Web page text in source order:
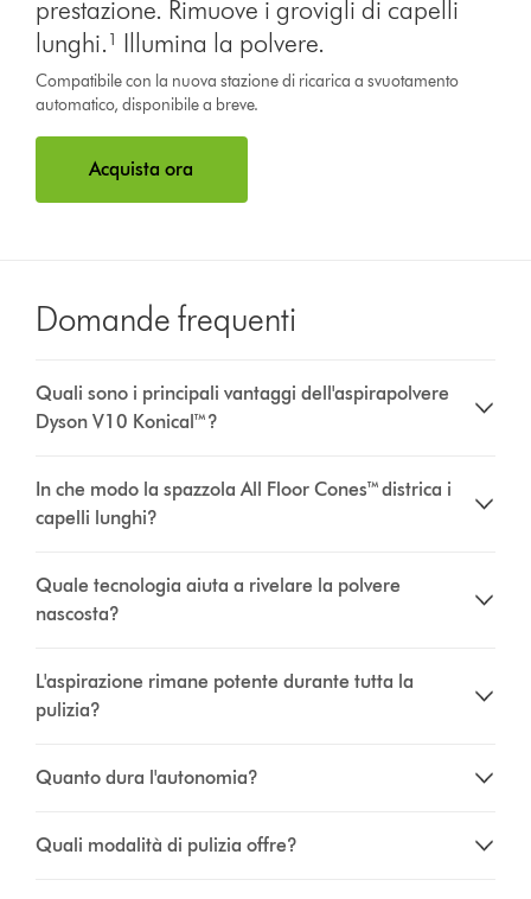
prestazione. Rimuove i grovigli di capelli
lunghi.¹ Illumina la polvere.
Compatibile con la nuova stazione di ricarica a svuotamento
automatico, disponibile a breve.
Acquista ora
Domande frequenti
Quali sono i principali vantaggi dell'aspirapolvere
Dyson V10 Konical™?
In che modo la spazzola All Floor Cones™ districa i
capelli lunghi?
Quale tecnologia aiuta a rivelare la polvere
nascosta?
L'aspirazione rimane potente durante tutta la
pulizia?
Quanto dura l'autonomia?
Quali modalità di pulizia offre?